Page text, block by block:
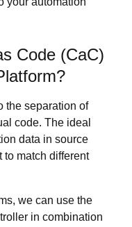
Code (CaC)
the separation of
code. The ideal
data in source
to match different
we can use the
in combination